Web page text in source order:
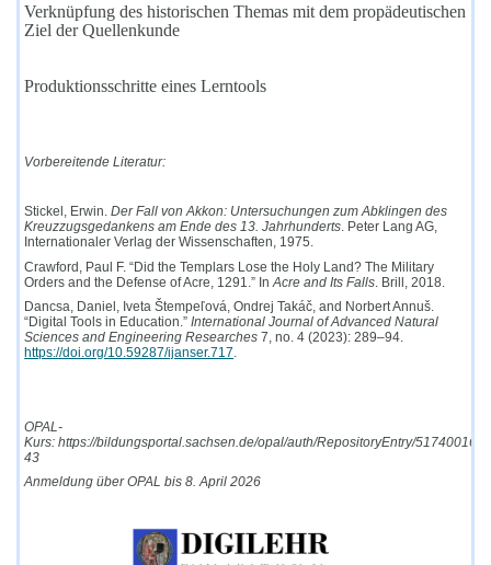
Verknüpfung des historischen Themas mit dem propädeutischen
Ziel der Quellenkunde
Produktionsschritte eines Lerntools
Vorbereitende Literatur:
Stickel, Erwin.Der Fall von Akkon: Untersuchungen zum Abklingen des
Kreuzzugsgedankens am Ende des 13. Jahrhunderts. Peter Lang AG,
Internationaler Verlag der Wissenschaften, 1975.
Crawford, Paul F. “Did the Templars Lose the Holy Land?The Military
Orders and the Defense of Acre, 1291.” InAcre and Its Falls . Brill, 2018.
Dancsa, Daniel, Iveta Štempeľová, Ondrej Takáč, and Norbert Annuš.
“Digital Tools in Education.”International Journal of Advanced Natural
Sciences and Engineering Researches 7, no. 4 (2023): 289–94.
https://doi.org/10.59287/ijanser.717.
OPAL-
Kurs: https://bildungsportal.sachsen.de/opal/auth/RepositoryEntry/
43
Anmeldung über OPAL bis 8. April 2026